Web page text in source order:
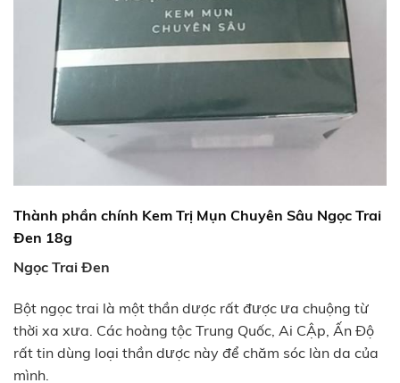
Thành phần chính Kem Trị Mụn Chuyên Sâu Ngọc Trai
Đen 18g
Ngọc Trai Đen
Bột ngọc trai là một thần dược rất được ưa chuộng từ
thời xa xưa. Các hoàng tộc Trung Quốc, Ai CẬp, Ấn Độ
rất tin dùng loại thần dược này để chăm sóc làn da của
mình.